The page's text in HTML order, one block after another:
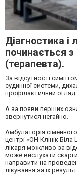
Діагностика і
починається з
(терапевта).
За відсутності
судинної системи,
профілактичний огляд
А за появи перших
звернутися негайно.
Амбулаторія
центрі «ОН Клінік
лікаря можливо за
може вислухати
направити на
лікування за їх